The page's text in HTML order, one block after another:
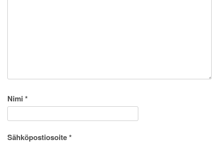
Nimi *
Sähköpostiosoite*